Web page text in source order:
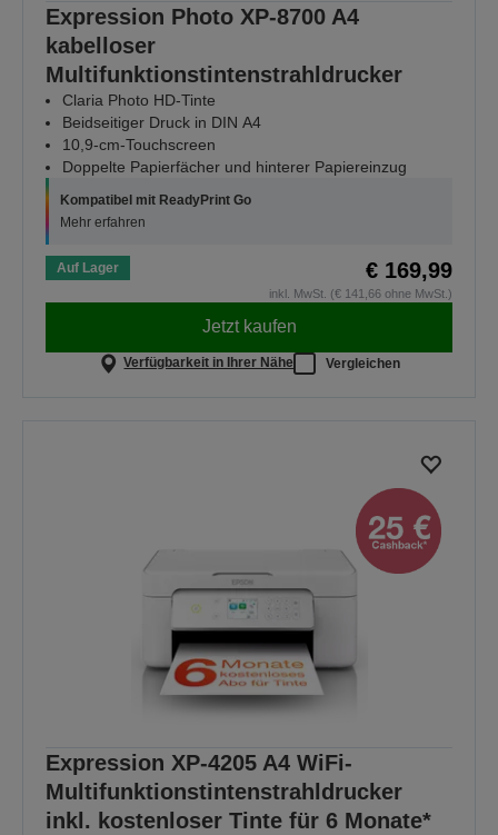
Expression Photo XP-8700 A4
kabelloser
Multifunktionstintenstrahldrucker
Claria Photo HD-Tinte
Beidseitiger Druck in DIN A4
10,9-cm-Touchscreen
Doppelte Papierfächer und hinterer Papiereinzug
Kompatibel mit ReadyPrint Go
Mehr erfahren
Auf Lager € 169,99
inkl. MwSt. (€ 141,66 ohne MwSt.)
Jetzt kaufen
Verfügbarkeit in Ihrer Nähe Vergleichen
Expression XP-4205 A4 WiFi-
Multifunktionstintenstrahldrucker
inkl. kostenloser Tinte für 6 Monate*